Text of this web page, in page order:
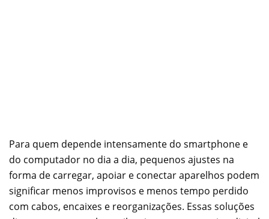
Para quem depende intensamente do smartphone e
do computador no dia a dia, pequenos ajustes na
forma de carregar, apoiar e conectar aparelhos podem
significar menos improvisos e menos tempo perdido
com cabos, encaixes e reorganizações. Essas soluções